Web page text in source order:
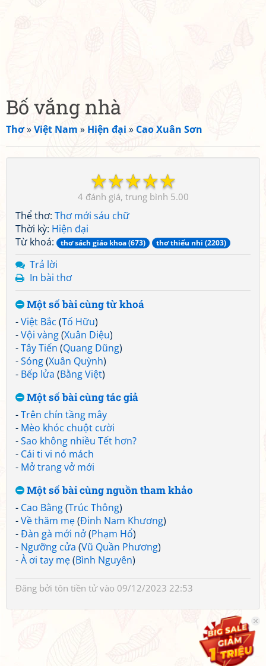
Bố vắng nhà
Thơ»Việt Nam » Hiện đại » Cao Xuân Sơn
☆
☆
☆
☆
☆
4 5.00
Thể thơ: Thơ mới sáu chữ
Thời kỳ: Hiện đại
Từ khoá:
thơ sách giáo khoa (673) thơ thiếu nhi (2203)
Trả lời
In bài thơ
Một số bài cùng từ khoá
-Việt Bắc (Tố Hữu)
-Vội vàng(Xuân Diệu)
-Tây Tiến (Quang Dũng)
-Sóng(Xuân Quỳnh)
- Bếp lửa (Bằng Việt)
Một số bài cùng tác giả
-Trên chín tầng mây
- Mèo khóc chuột cười
-Sao không nhiều Tết hơn?
- Cái ti vi nó mách
- Mở trang vở mới
Một số bài cùng nguồn tham khảo
- Cao Bằng(Trúc Thông)
-Về thăm mẹ(Đinh Nam Khương)
-Đàn gà mới nở(Phạm Hổ)
- Ngưỡng cửa (Vũ Quần Phương)
-À ơi tay mẹ(Bình Nguyên)
Đăng bởi tôn tiền tửvào 09/12/2023 22:53